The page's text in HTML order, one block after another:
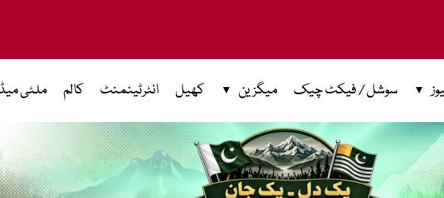
سوشل / فیکٹ چیک میگزین کھیل انٹرٹینمنٹ کالم ملٹی